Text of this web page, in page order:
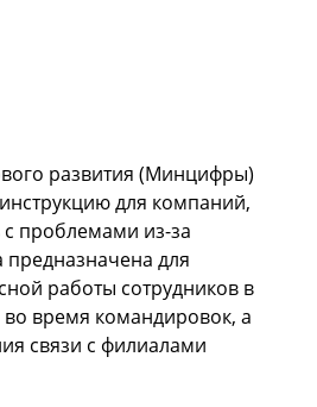
развития (Минцифры)
для компаний,
с проблемами из-за
для
работы сотрудников в
время командировок, а
связи с филиалами